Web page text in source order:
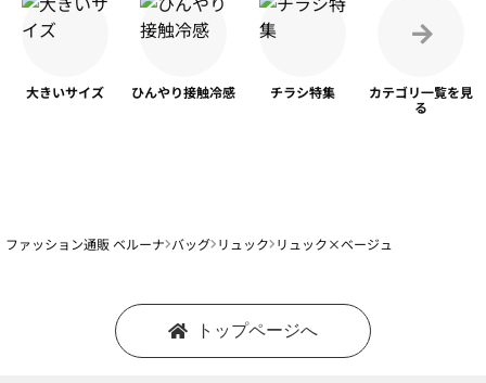
大きいサイズ ひんやり接触冷感 チラシ特集 カテゴリ一覧を見
る
ファッション通販 ベルーナ バッグ リュック リュック×ベージュ
トップページへ